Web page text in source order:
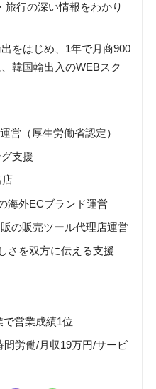
行の深い情報をわかり
をはじめ、1年で月商900
韓国輸出入のWEBスク
営（厚生労働省認定）
支援
店
海外ECブランド運営
の販売ツール代理店運営
さを双方に伝える支援
営業成績1位
労働/月収19万円/サービ